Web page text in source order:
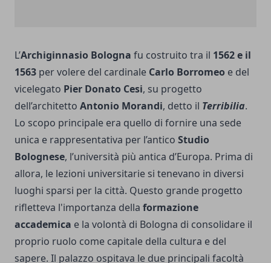
L’Archiginnasio Bologna fu costruito tra il 1562 e il
1563 per volere del cardinale Carlo Borromeo e del
vicelegato Pier Donato Cesi, su progetto
dell’architetto Antonio Morandi, detto il Terribilia.
Lo scopo principale era quello di fornire una sede
unica e rappresentativa per l’antico Studio
Bolognese, l’università più antica d’Europa. Prima di
allora, le lezioni universitarie si tenevano in diversi
luoghi sparsi per la città. Questo grande progetto
rifletteva l'importanza della formazione
accademica e la volontà di Bologna di consolidare il
proprio ruolo come capitale della cultura e del
sapere. Il palazzo ospitava le due principali facoltà